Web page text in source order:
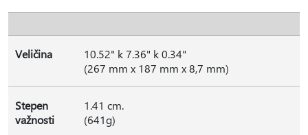
Veličina
10.52" k 7.36" k 0.34"
(267 mm x 187 mm x 8,7 mm)
Stepen
važnosti
1.41 cm.
(641g)